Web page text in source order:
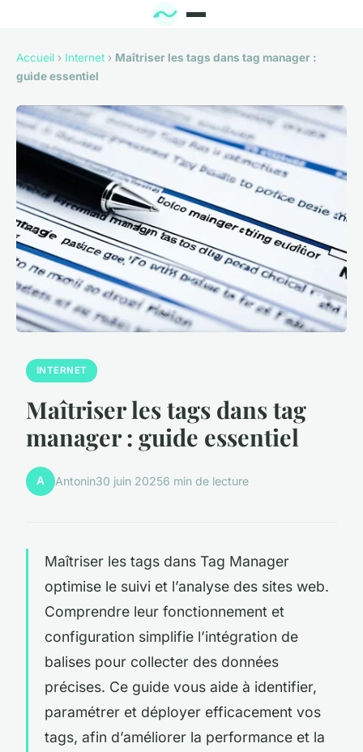
Accueil › Internet › Maîtriser les tags dans tag manager :
guide essentiel
INTERNET
Maîtriser les tags dans tag
manager : guide essentiel
A Antonin30 juin 20256 min de lecture
Maîtriser les tags dans Tag Manager
optimise le suivi et l’analyse des sites web.
Comprendre leur fonctionnement et
configuration simplifie l’intégration de
balises pour collecter des données
précises. Ce guide vous aide à identifier,
paramétrer et déployer efficacement vos
tags, afin d’améliorer la performance et la